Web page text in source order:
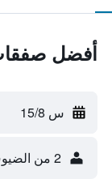
أفضل
س 15/8
2 من الضيوف، غرفة واحدة